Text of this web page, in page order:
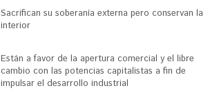
Sacrifican su soberanía externa pero conservan la
interior
Están a favor de la apertura comercial y el libre
cambio con las potencias capitalistas a fin de
impulsar el desarrollo industrial